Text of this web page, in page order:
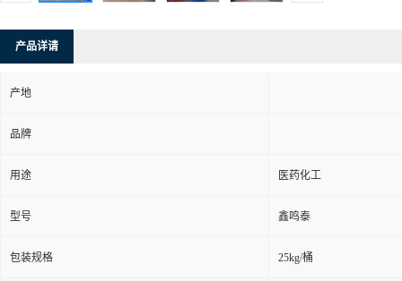
产品详请
产地
品牌
用途 医药化工
型号 鑫鸣泰
包装规格 25kg/桶